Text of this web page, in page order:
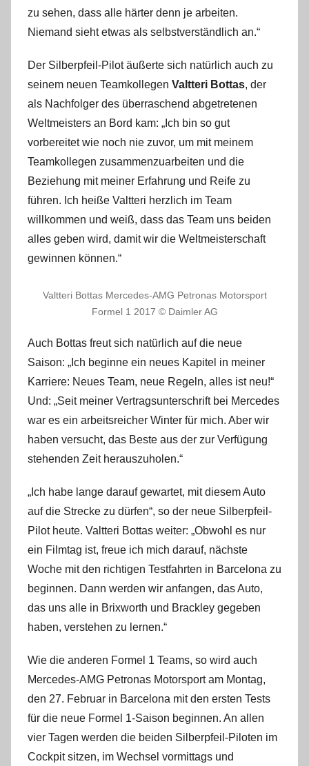
zu sehen, dass alle härter denn je arbeiten.
Niemand sieht etwas als selbstverständlich an.“
Der Silberpfeil-Pilot äußerte sich natürlich auch zu
seinem neuen Teamkollegen Valtteri Bottas, der
als Nachfolger des überraschend abgetretenen
Weltmeisters an Bord kam: „Ich bin so gut
vorbereitet wie noch nie zuvor, um mit meinem
Teamkollegen zusammenzuarbeiten und die
Beziehung mit meiner Erfahrung und Reife zu
führen. Ich heiße Valtteri herzlich im Team
willkommen und weiß, dass das Team uns beiden
alles geben wird, damit wir die Weltmeisterschaft
gewinnen können.“
Valtteri Bottas Mercedes-AMG Petronas Motorsport
Formel 1 2017 © Daimler AG
Auch Bottas freut sich natürlich auf die neue
Saison: „Ich beginne ein neues Kapitel in meiner
Karriere: Neues Team, neue Regeln, alles ist neu!“
Und: „Seit meiner Vertragsunterschrift bei Mercedes
war es ein arbeitsreicher Winter für mich. Aber wir
haben versucht, das Beste aus der zur Verfügung
stehenden Zeit herauszuholen.“
„Ich habe lange darauf gewartet, mit diesem Auto
auf die Strecke zu dürfen“, so der neue Silberpfeil-
Pilot heute. Valtteri Bottas weiter: „Obwohl es nur
ein Filmtag ist, freue ich mich darauf, nächste
Woche mit den richtigen Testfahrten in Barcelona zu
beginnen. Dann werden wir anfangen, das Auto,
das uns alle in Brixworth und Brackley gegeben
haben, verstehen zu lernen.“
Wie die anderen Formel 1 Teams, so wird auch
Mercedes-AMG Petronas Motorsport am Montag,
den 27. Februar in Barcelona mit den ersten Tests
für die neue Formel 1-Saison beginnen. An allen
vier Tagen werden die beiden Silberpfeil-Piloten im
Cockpit sitzen, im Wechsel vormittags und